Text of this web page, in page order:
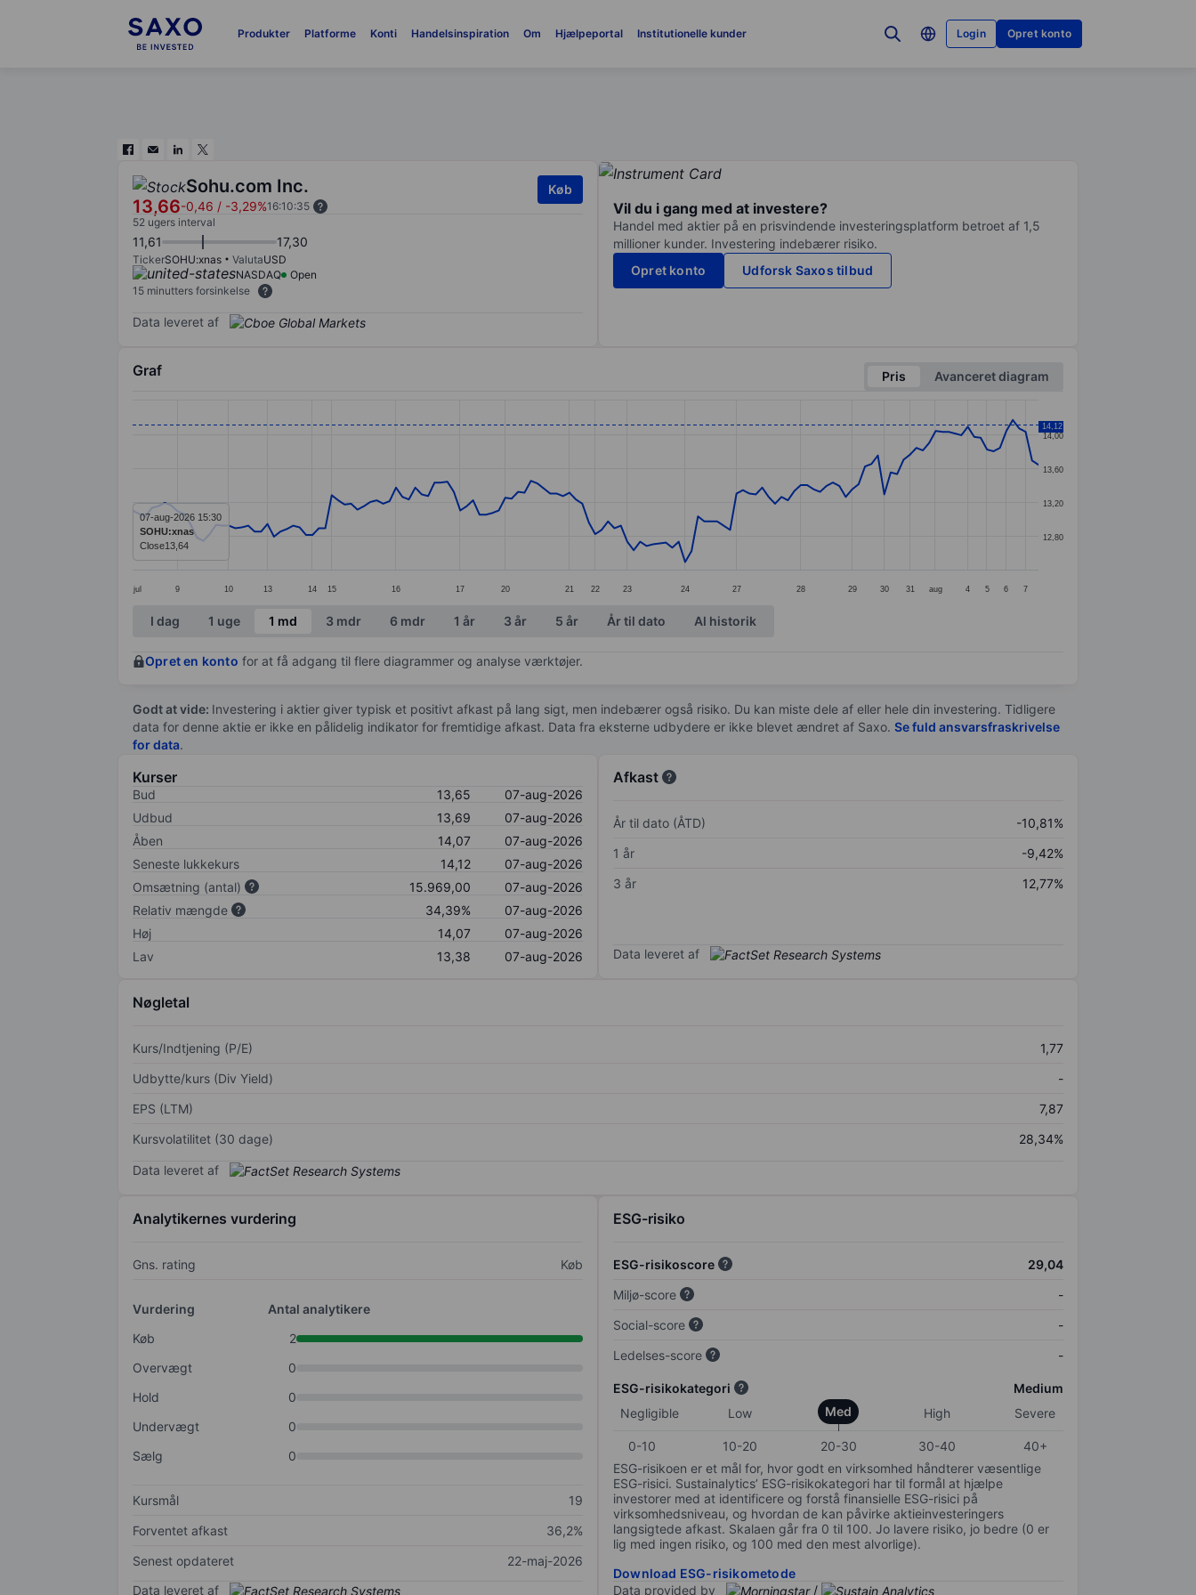
Produkter Platforme Konti Handelsinspiration Om Hjælpeportal Institutionelle kunder Login Opret konto
Sohu.com Inc.
13,66-0,46 / -3,29%16:10:35
Køb
52 ugers interval
11,61 17,30
TickerSOHU:xnas ValutaUSD
NASDAQ
Open
15 minutters forsinkelse
Data leveret af
Vil du i gang med at investere?
Handel med aktier på en prisvindende investeringsplatform betroet af 1,5
millioner kunder. Investering indebærer risiko.
Opret konto
Udforsk Saxos tilbud
Graf Pris
Avanceret diagram
The chart has 1 Y axis displaying values. Data ranges from 12.49 to 14.17.
jul 9 10 13 14 15 16 17 20 21 22 23 24 27 28 29 30 31 aug 4 5 6 7
12,80
13,20
13,60
14,00
14,12
07-aug-2026 15:30
SOHU:xnas
Close13,64
End of interactive chart.
I dag 1 uge 1 md 3 mdr 6 mdr 1 år 3 år 5 år År til dato Al historik
Opret en konto for at få adgang til flere diagrammer og analyse værktøjer.
Godt at vide: Investering i aktier giver typisk et positivt afkast på lang sigt, men indebærer også risiko. Du kan miste dele af eller hele din investering. Tidligere
data for denne aktie er ikke en pålidelig indikator for fremtidige afkast. Data fra eksterne udbydere er ikke blevet ændret af Saxo. Se fuld ansvarsfraskrivelse
for data.
Kurser
Bud 13,65
07-aug-2026
Udbud
13,69
07-aug-2026
Åben
14,07
07-aug-2026
Seneste lukkekurs
14,12
07-aug-2026
Omsætning (antal)
15.969,00
07-aug-2026
Relativ mængde
34,39%
07-aug-2026
Høj
14,07
07-aug-2026
Lav
13,38 07-aug-2026
Afkast
År til dato (ÅTD)
-10,81%
1 år
-9,42%
3 år
12,77%
Data leveret af
Nøgletal
Kurs/Indtjening (P/E)
1,77
Udbytte/kurs (Div Yield)
-
EPS (LTM)
7,87
Kursvolatilitet (30 dage)
28,34%
Data leveret af
Analytikernes vurdering
Gns. rating Køb
Vurdering
Antal analytikere
Køb
2
Overvægt
0
Hold
0
Undervægt
0
Sælg
0
Kursmål
19
Forventet afkast
36,2%
Senest opdateret
22-maj-2026
Data leveret af
ESG-risiko
ESG-risikoscore
29,04
Miljø-score
-
Social-score
-
Ledelses-score
-
ESG-risikokategori
Medium
Negligible
Low Med High Severe
0-10 10-20 20-30 30-40
40+
ESG-risikoen er et mål for, hvor godt en virksomhed håndterer væsentlige
ESG-risici. Sustainalytics’ ESG-risikokategori har til formål at hjælpe
investorer med at identificere og forstå finansielle ESG-risici på
virksomhedsniveau, og hvordan de kan påvirke aktieinvesteringers
langsigtede afkast. Skalaen går fra 0 til 100. Jo lavere risiko, jo bedre (0 er
lig med ingen risiko, og 100 med den mest alvorlige).
Download ESG-risikometode
Data provided by
/